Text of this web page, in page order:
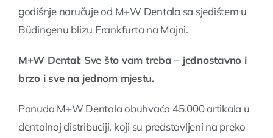
godišnje naručuje od M+W Dentala sa sjedištem u
Büdingenu blizu Frankfurta na Majni.
M+W Dental: Sve što vam treba – jednostavno i
brzo i sve na jednom mjestu.
Ponuda M+W Dentala obuhvaća 45.000 artikala u
dentalnoj distribuciji, koji su predstavljeni na preko